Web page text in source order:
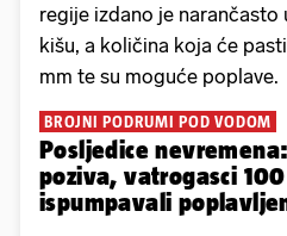
regije izdano je narančasto
kišu, a količina koja će
mm te su moguće poplave.
BROJNI PODRUMI POD VODOM
Posljedice
poziva, vatrogasci
ispumpavali